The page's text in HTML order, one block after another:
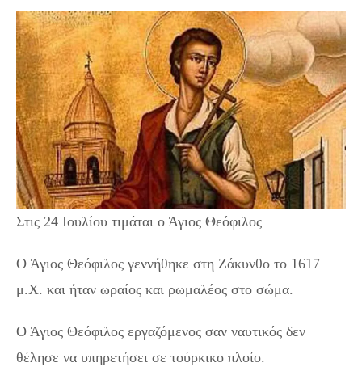
Στις 24 Ιουλίου τιμάται ο Άγιος Θεόφιλος
Ο Άγιος Θεόφιλος γεννήθηκε στη Ζάκυνθο το 1617
μ.Χ. και ήταν ωραίος και ρωμαλέος στο σώμα.
Ο Άγιος Θεόφιλος εργαζόμενος σαν ναυτικός δεν
θέλησε να υπηρετήσει σε τούρκικο πλοίο.